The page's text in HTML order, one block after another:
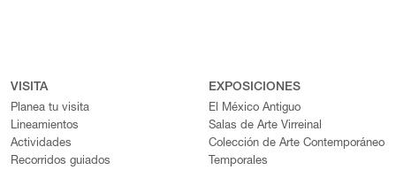
VISITA
Planea tu visita
Lineamientos
Actividades
Recorridos guiados
EXPOSICIONES
El México Antiguo
Salas de Arte Virreinal
Colección de Arte Contemporáneo
Temporales